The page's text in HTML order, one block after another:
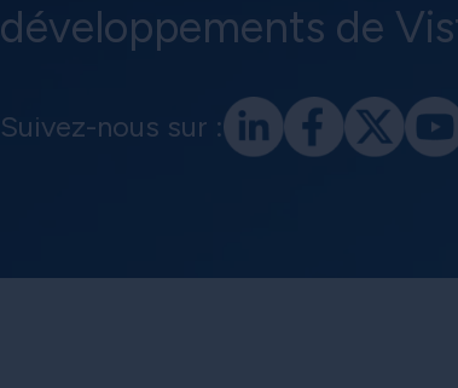
développements de
Suivez-nous sur :